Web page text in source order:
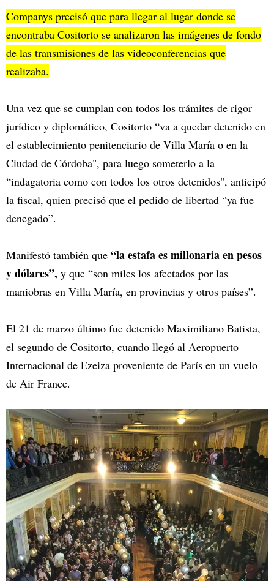
Companys precisó que para llegar al lugar donde se
encontraba Cositorto se analizaron las imágenes de fondo
de las transmisiones de las videoconferencias que
realizaba.
Una vez que se cumplan con todos los trámites de rigor
jurídico y diplomático, Cositorto “va a quedar detenido en
el establecimiento penitenciario de Villa María o en la
Ciudad de Córdoba", para luego someterlo a la
“indagatoria como con todos los otros detenidos", anticipó
la fiscal, quien precisó que el pedido de libertad “ya fue
denegado”.
Manifestó también que “la estafa es millonaria en pesos
y dólares”, y que “son miles los afectados por las
maniobras en Villa María, en provincias y otros países”.
El 21 de marzo último fue detenido Maximiliano Batista,
el segundo de Cositorto, cuando llegó al Aeropuerto
Internacional de Ezeiza proveniente de París en un vuelo
de Air France.